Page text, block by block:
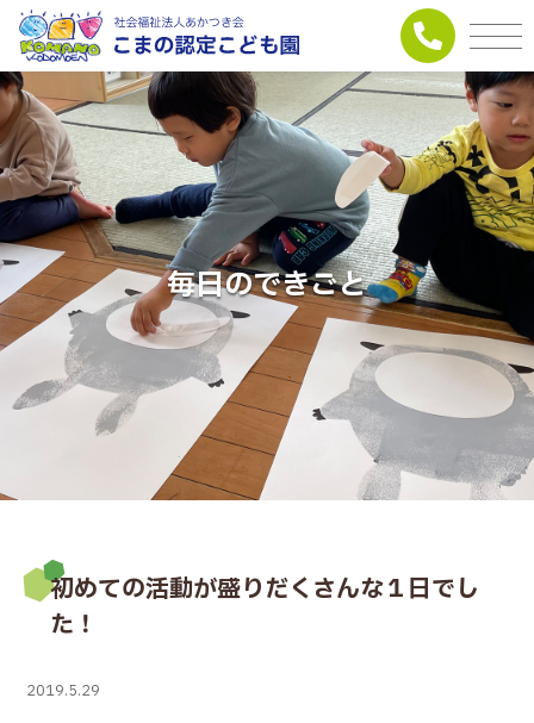
毎日のできごと
初めての活動が盛りだくさんな１日でし
た！
2019.5.29